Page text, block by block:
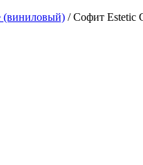
(виниловый) / Софит Estetic